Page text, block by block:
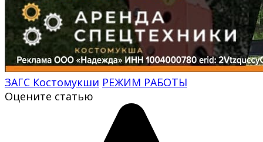
ЗАГС Костомукши РЕЖИМ РАБОТЫ
Оцените статью